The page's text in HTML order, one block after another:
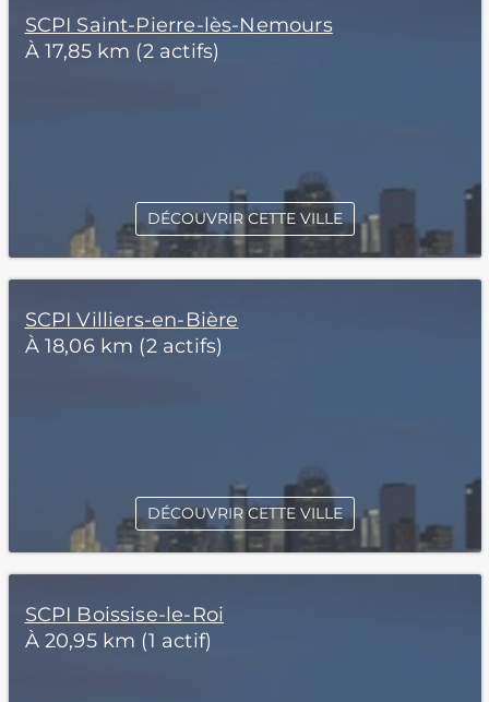
SCPI Saint-Pierre-lès-Nemours
À 17,85 km (2 actifs)
DÉCOUVRIR CETTE VILLE
SCPI Villiers-en-Bière
À 18,06 km (2 actifs)
DÉCOUVRIR CETTE VILLE
SCPI Boissise-le-Roi
À 20,95 km (1 actif)